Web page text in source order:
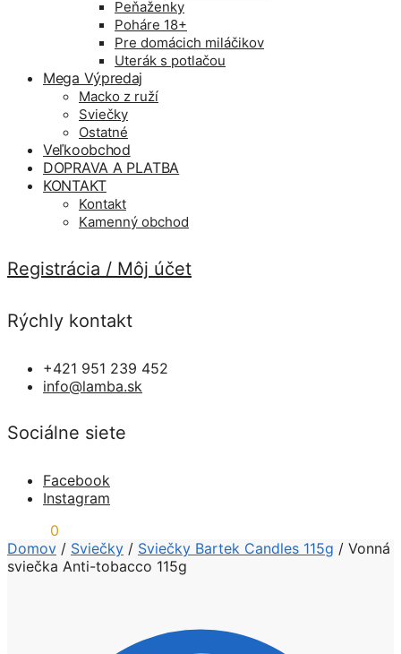
Peňaženky
Poháre 18+
Pre domácich miláčikov
Uterák s potlačou
Mega Výpredaj
Macko z ruží
Sviečky
Ostatné
Veľkoobchod
DOPRAVA A PLATBA
KONTAKT
Kontakt
Kamenný obchod
Registrácia / Môj účet
Rýchly kontakt
+421 951 239 452
info@lamba.sk
Sociálne siete
Facebook
Instagram
0
Domov / Sviečky / Sviečky Bartek Candles 115g / Vonná
sviečka Anti-tobacco 115g